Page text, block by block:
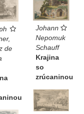
de
Johann
Nepomuk
Schauff
Krajina
so
zrúcaninou